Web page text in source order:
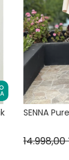
14.998,00